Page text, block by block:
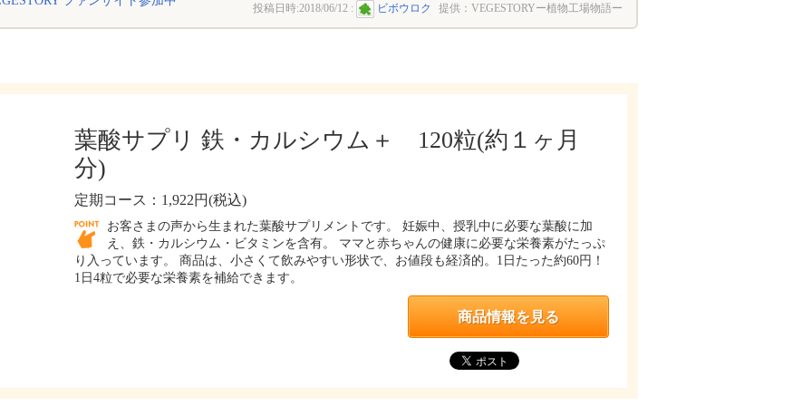
投稿日時:2018/06/12 : ビボウロク 提供：VEGESTORYー植物工場物語ー
葉酸サプリ 鉄・カルシウム＋ 120粒(約１ヶ月
分)
定期コース：1,922円(税込)
お客さまの声から生まれた葉酸サプリメントです。 妊娠中、授乳中に必要な葉酸に加
え、鉄・カルシウム・ビタミンを含有。 ママと赤ちゃんの健康に必要な栄養素がたっぷ
り入っています。 商品は、小さくて飲みやすい形状で、お値段も経済的。1日たった約60円！
1日4粒で必要な栄養素を補給できます。
商品情報を見る